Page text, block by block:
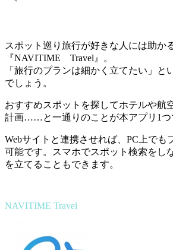
スポット巡り旅行が好きな人には助か
『NAVITIME Travel』。
「旅行のプランは細かく立てたい」と
でしょう。
おすすめスポットを探してホテルや航
計画……と一通りのことが本アプリ1つ
Webサイトと連携させれば、PC上でも
可能です。スマホでスポット検索をし
を立てることもできます。
NAVITIME Travel